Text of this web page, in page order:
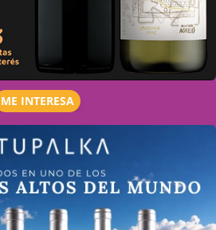
ME INTERESA